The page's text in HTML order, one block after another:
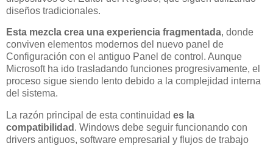
diseños tradicionales.
Esta mezcla crea una experiencia fragmentada, donde
conviven elementos modernos del nuevo panel de
Configuración con el antiguo Panel de control. Aunque
Microsoft ha ido trasladando funciones progresivamente, el
proceso sigue siendo lento debido a la complejidad interna
del sistema.
La razón principal de esta continuidad es la
compatibilidad . Windows debe seguir funcionando con
drivers antiguos, software empresarial y flujos de trabajo